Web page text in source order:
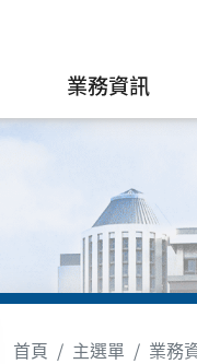
業務資訊
首頁 主選單 業務